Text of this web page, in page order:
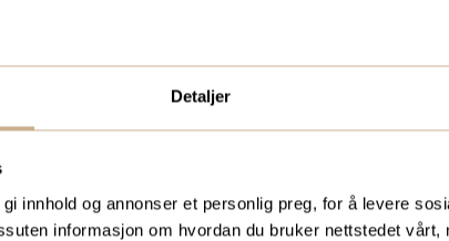
Detaljer
innhold og annonser et personlig preg, for å levere
informasjon om hvordan du bruker nettstedet vårt,